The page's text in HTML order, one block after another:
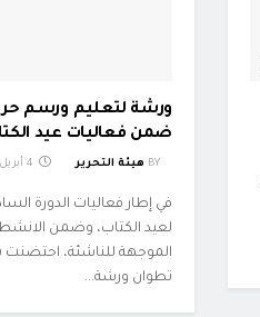
ورشة لتعليم ورسم
ضمن فعاليات عيد
BY هيئة التحرير
في إطار فعاليات الدورة
لعيد الكتاب، وضمن الانشطة
الموجهة للناشئة، احتضنت
تطوان ورشة...